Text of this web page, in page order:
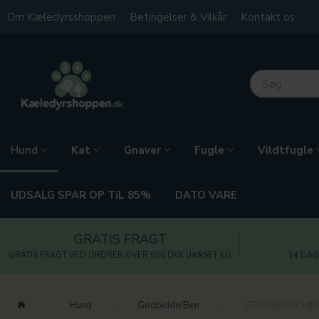
Om Kæledyrsshoppen Betingelser & Vilkår Kontakt os
Hund Kat Gnaver Fugle Vildtfugle
UDSALG SPAR OP TiL 85% DATO VARE
GRATIS FRAGT
GRATIS FRAGT VED ORDRER OVER 500 DKK UANSET KG 14
Hund Godbidde/Ben